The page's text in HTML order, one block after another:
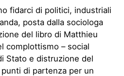
fidarci di politici, industriali
posta dalla sociologa
del libro di Matthieu
complottismo – social
Stato e distruzione del
di partenza per un